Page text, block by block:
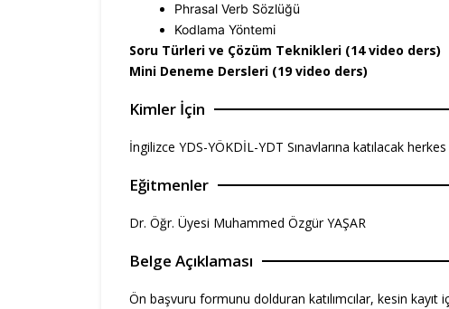
Phrasal Verb Sözlüğü
Kodlama Yöntemi
Soru Türleri ve Çözüm Teknikleri (14 video ders)
Mini Deneme Dersleri (19 video ders)
Kimler İçin
İngilizce YDS-YÖKDİL-YDT Sınavlarına katılacak herkes
Eğitmenler
Dr. Öğr. Üyesi Muhammed Özgür YAŞAR
Belge Açıklaması
Ön başvuru formunu dolduran katılımcılar, kesin